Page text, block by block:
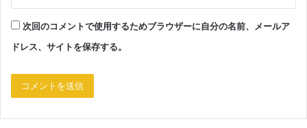
次回のコメントで使用するためブラウザーに自分の名前、メールア
ドレス、サイトを保存する。